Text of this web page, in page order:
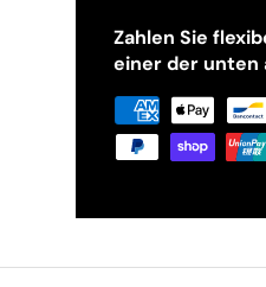
Zahlen Sie
einer der unten